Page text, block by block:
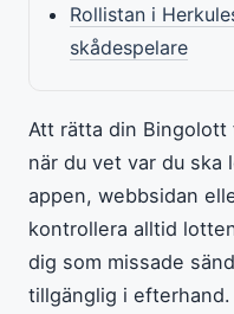
Rollistan i
skådespelare
Att rätta din
när du vet var du ska
appen, webbsidan
kontrollera alltid
dig som missade
tillgänglig i efterhand.